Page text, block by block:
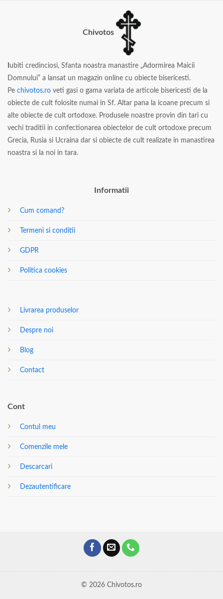
Chivotos
ubiti credinciosi, Sfanta noastra manastire „Adormirea Maicii
Domnului” a lansat un magazin online cu obiecte bisericesti.
Pe chivotos.ro veti gasi o gama variata de articole bisericesti de la
obiecte de cult folosite numai in Sf. Altar pana la icoane precum si
alte obiecte de cult ortodoxe. Produsele noastre provin din tari cu
vechi traditii in confectionarea obiectelor de cult ortodoxe precum
Grecia, Rusia si Ucraina dar si obiecte de cult realizate in manastirea
noastra si la noi in tara.
Informatii
Cum comand?
Termeni si conditii
GDPR
Politica cookies
Livrarea produselor
Despre noi
Blog
Contact
Cont
Contul meu
Comenzile mele
Descarcari
Dezautentificare
© 2026 Chivotos.ro